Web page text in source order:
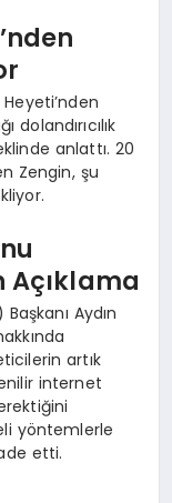
dolandırıcılık
anlattı. 20
Zengin, şu
Açıklama
Aydın
artık
internet
yöntemlerle
etti.